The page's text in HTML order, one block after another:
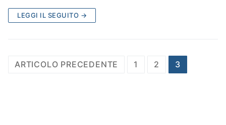
LEGGI IL SEGUITO →
ARTICOLO PRECEDENTE 1 2 3